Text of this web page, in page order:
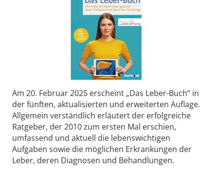
Am 20. Februar 2025 erscheint „Das Leber-Buch“ in
der fünften, aktualisierten und erweiterten Auflage.
Allgemein verständlich erläutert der erfolgreiche
Ratgeber, der 2010 zum ersten Mal erschien,
umfassend und aktuell die lebenswichtigen
Aufgaben sowie die möglichen Erkrankungen der
Leber, deren Diagnosen und Behandlungen.